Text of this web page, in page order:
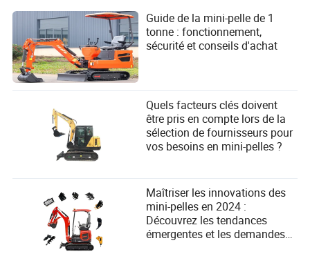
Guide de la mini-pelle de 1
tonne : fonctionnement,
sécurité et conseils d'achat
Quels facteurs clés doivent
être pris en compte lors de la
sélection de fournisseurs pour
vos besoins en mini-pelles ?
Maîtriser les innovations des
mini-pelles en 2024 :
Découvrez les tendances
émergentes et les demandes